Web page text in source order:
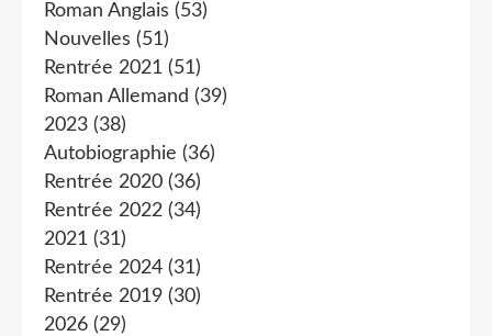
Roman Anglais (53)
Nouvelles (51)
Rentrée 2021 (51)
Roman Allemand (39)
2023 (38)
Autobiographie (36)
Rentrée 2020 (36)
Rentrée 2022 (34)
2021 (31)
Rentrée 2024 (31)
Rentrée 2019 (30)
2026 (29)